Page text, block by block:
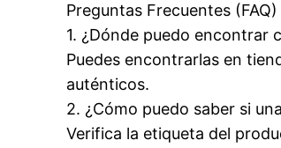
Preguntas Frecuentes (FAQ)
1. ¿Dónde puedo encontrar
Puedes encontrarlas en
auténticos.
2. ¿Cómo puedo saber si
Verifica la etiqueta del